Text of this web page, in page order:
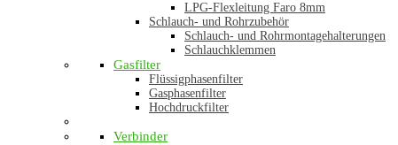
LPG-Flexleitung Faro 8mm
Schlauch- und Rohrzubehör
Schlauch- und Rohrmontagehalterungen
Schlauchklemmen
Gasfilter
Flüssigphasenfilter
Gasphasenfilter
Hochdruckfilter
Verbinder